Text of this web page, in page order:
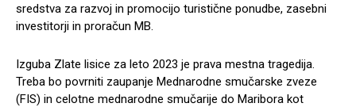
sredstva za razvoj in promocijo turistične ponudbe, zasebni
investitorji in proračun MB.
Izguba Zlate lisice za leto 2023 je prava mestna tragedija.
Treba bo povrniti zaupanje Mednarodne smučarske zveze
(FIS) in celotne mednarodne smučarije do Maribora kot